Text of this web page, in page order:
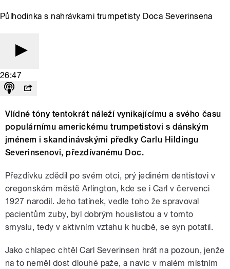
Půlhodinka s nahrávkami trumpetisty Doca Severinsena
26:47
Vlídné tóny tentokrát náleží vynikajícímu a svého času
populárnímu americkému trumpetistovi s dánským
jménem i skandinávskými předky Carlu Hildingu
Severinsenovi, přezdívanému Doc.
Přezdívku zdědil po svém otci, prý jediném dentistovi v
oregonském městě Arlington, kde se i Carl v červenci
1927 narodil. Jeho tatínek, vedle toho že spravoval
pacientům zuby, byl dobrým houslistou a v tomto
smyslu, tedy v aktivním vztahu k hudbě, se syn potatil.
Jako chlapec chtěl Carl Severinsen hrát na pozoun, jenže
na to neměl dost dlouhé paže, a navíc v malém místním